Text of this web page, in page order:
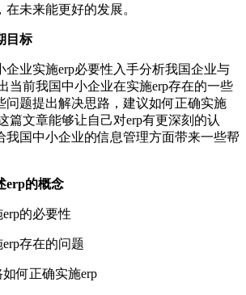
未来能更好的发展。
目标
企业实施erp必要性入手分析我国企业与
当前我国中小企业在实施erp存在的一些
问题提出解决思路，建议如何正确实施
篇文章能够让自己对erp有更深刻的认
我国中小企业的信息管理方面带来一些帮
erp的概念
的必要性
存在的问题
何正确实施erp